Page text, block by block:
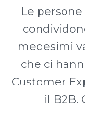
Le
medesimi
che ci
Customer
il B2B.